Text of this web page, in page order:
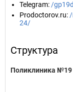
Telegram: /
Prodoctorov.ru:
24/
Структура
Поликлиника №19